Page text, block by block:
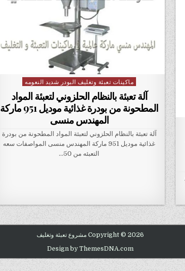
Posted in
ماكينات تعبئة وتغليف البودر شديد النعومه
آلة تعبئة بالنظام الحلزوني لتعبئة المواد
المطحونة من بودرة غذائية موديل 951 ماركة
المهندس منسى
آلة تعبئة بالنظام الحلزوني لتعبئة المواد المطحونة من بودرة
غذائية موديل 951 ماركة المهندس منسى المواصفات سعه
التعبئه من 50…
Copyright © 2026 مشروع تعبئة وتغليف
Design by ThemesDNA.com